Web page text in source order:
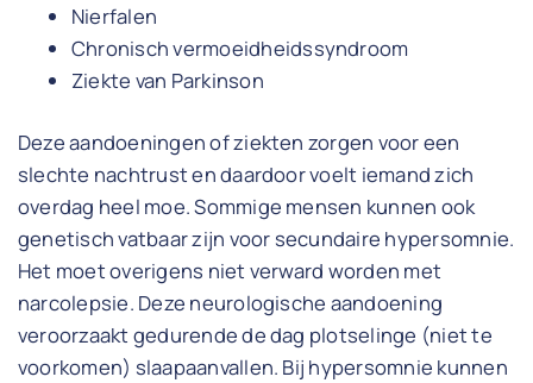
Nierfalen
Chronisch vermoeidheidssyndroom
Ziekte van Parkinson
Deze aandoeningen of ziekten zorgen voor een
slechte nachtrust en daardoor voelt iemand zich
overdag heel moe. Sommige mensen kunnen ook
genetisch vatbaar zijn voor secundaire hypersomnie.
Het moet overigens niet verward worden met
narcolepsie. Deze neurologische aandoening
veroorzaakt gedurende de dag plotselinge (niet te
voorkomen) slaapaanvallen. Bij hypersomnie kunnen